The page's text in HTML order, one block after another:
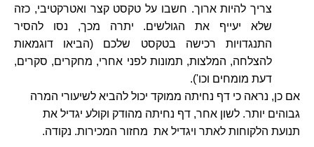
צריך להיות ארוך. חשבו על טקסט קצר ואטרקטיבי, כזה
שלא יעייף את הגולשים. יתרה מכך, נסו להסיר
התנגדויות רכישה בטקסט שלכם (הביאו דוגמאות
להצלחה, המלצות, תמונות לפני אחרי, מחקרים, סקרים,
דעת מומחים וכו').
אם כן, נראה כי דף נחיתה ממוקד יכול להביא לשיעורי המרה
גבוהים יותר. לשון אחר, דף נחיתה מהודק וקולע יגדיל את
תנועת הלקוחות לאתר ויגדיל את מחזור המכירות. נקודה.